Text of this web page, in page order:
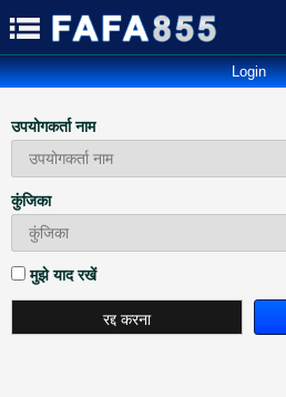
Login
उपयोगकर्ता नाम
कुंजिका
मुझे याद रखें
रद्द करना